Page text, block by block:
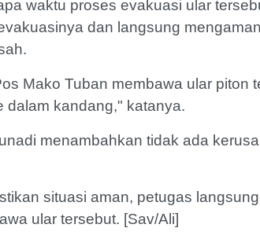
waktu proses evakuasi ular
dan langsung
Mako Tuban membawa ular piton
dalam kandang," katanya.
menambahkan tidak ada
situasi aman, petugas
ular tersebut. [Sav/Ali]